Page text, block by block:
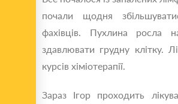
почали щодня
фахівців. Пухлина росла
здавлювати грудну клітку.
курсів хіміотерапії.
Зараз Ігор проходить